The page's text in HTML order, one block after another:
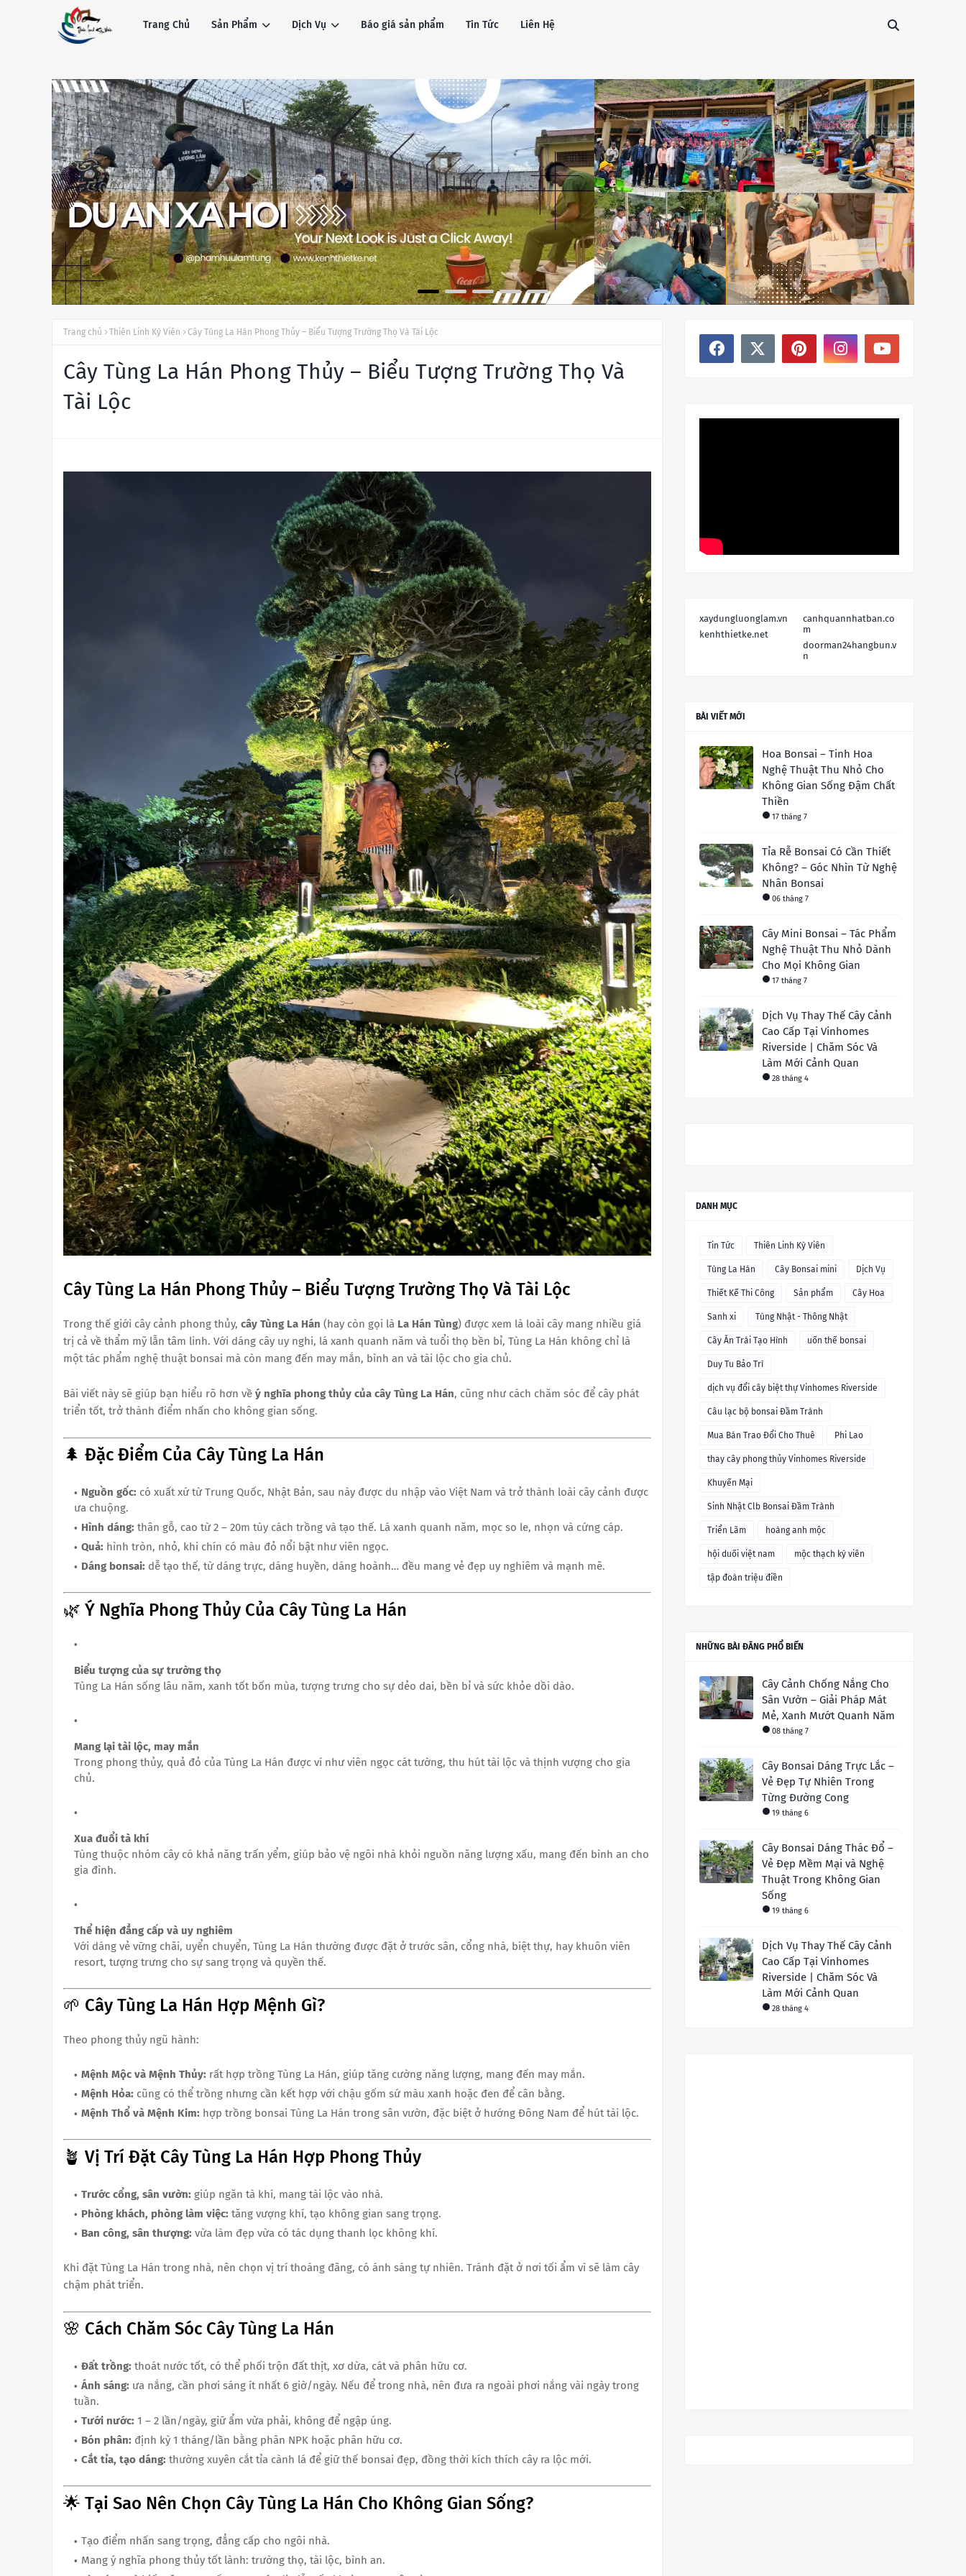
Trang Chủ Sản Phẩm Dịch Vụ Báo giá sản phẩm Tin Tức Liên Hệ
Trang chủ Thiên Linh Kỳ Viên Cây Tùng La Hán Phong Thủy – Biểu Tượng Trường Thọ Và Tài Lộc
Cây Tùng La Hán Phong Thủy – Biểu Tượng Trường Thọ Và
Tài Lộc
Cây Tùng La Hán Phong Thủy – Biểu Tượng Trường Thọ Và Tài Lộc
Trong thế giới cây cảnh phong thủy, cây Tùng La Hán (hay còn gọi là La Hán Tùng) được xem là loài cây mang nhiều giá
trị cả về thẩm mỹ lẫn tâm linh. Với dáng cây uy nghi, lá xanh quanh năm và tuổi thọ bền bỉ, Tùng La Hán không chỉ là
một tác phẩm nghệ thuật bonsai mà còn mang đến may mắn, bình an và tài lộc cho gia chủ.
Bài viết này sẽ giúp bạn hiểu rõ hơn về ý nghĩa phong thủy của cây Tùng La Hán, cũng như cách chăm sóc để cây phát
triển tốt, trở thành điểm nhấn cho không gian sống.
🌲 Đặc Điểm Của Cây Tùng La Hán
Nguồn gốc: có xuất xứ từ Trung Quốc, Nhật Bản, sau này được du nhập vào Việt Nam và trở thành loài cây cảnh được
ưa chuộng.
Hình dáng: thân gỗ, cao từ 2 – 20m tùy cách trồng và tạo thế. Lá xanh quanh năm, mọc so le, nhọn và cứng cáp.
Quả: hình tròn, nhỏ, khi chín có màu đỏ nổi bật như viên ngọc.
Dáng bonsai: dễ tạo thế, từ dáng trực, dáng huyền, dáng hoành… đều mang vẻ đẹp uy nghiêm và mạnh mẽ.
🌿 Ý Nghĩa Phong Thủy Của Cây Tùng La Hán
Biểu tượng của sự trường thọ
Tùng La Hán sống lâu năm, xanh tốt bốn mùa, tượng trưng cho sự dẻo dai, bền bỉ và sức khỏe dồi dào.
Mang lại tài lộc, may mắn
Trong phong thủy, quả đỏ của Tùng La Hán được ví như viên ngọc cát tường, thu hút tài lộc và thịnh vượng cho gia
chủ.
Xua đuổi tà khí
Tùng thuộc nhóm cây có khả năng trấn yểm, giúp bảo vệ ngôi nhà khỏi nguồn năng lượng xấu, mang đến bình an cho
gia đình.
Thể hiện đẳng cấp và uy nghiêm
Với dáng vẻ vững chãi, uyển chuyển, Tùng La Hán thường được đặt ở trước sân, cổng nhà, biệt thự, hay khuôn viên
resort, tượng trưng cho sự sang trọng và quyền thế.
🌱 Cây Tùng La Hán Hợp Mệnh Gì?
Theo phong thủy ngũ hành:
Mệnh Mộc và Mệnh Thủy: rất hợp trồng Tùng La Hán, giúp tăng cường năng lượng, mang đến may mắn.
Mệnh Hỏa: cũng có thể trồng nhưng cần kết hợp với chậu gốm sứ màu xanh hoặc đen để cân bằng.
Mệnh Thổ và Mệnh Kim: hợp trồng bonsai Tùng La Hán trong sân vườn, đặc biệt ở hướng Đông Nam để hút tài lộc.
🪴 Vị Trí Đặt Cây Tùng La Hán Hợp Phong Thủy
Trước cổng, sân vườn: giúp ngăn tà khí, mang tài lộc vào nhà.
Phòng khách, phòng làm việc: tăng vượng khí, tạo không gian sang trọng.
Ban công, sân thượng: vừa làm đẹp vừa có tác dụng thanh lọc không khí.
Khi đặt Tùng La Hán trong nhà, nên chọn vị trí thoáng đãng, có ánh sáng tự nhiên. Tránh đặt ở nơi tối ẩm vì sẽ làm cây
chậm phát triển.
🌸 Cách Chăm Sóc Cây Tùng La Hán
Đất trồng: thoát nước tốt, có thể phối trộn đất thịt, xơ dừa, cát và phân hữu cơ.
Ánh sáng: ưa nắng, cần phơi sáng ít nhất 6 giờ/ngày. Nếu để trong nhà, nên đưa ra ngoài phơi nắng vài ngày trong
tuần.
Tưới nước: 1 – 2 lần/ngày, giữ ẩm vừa phải, không để ngập úng.
Bón phân: định kỳ 1 tháng/lần bằng phân NPK hoặc phân hữu cơ.
Cắt tỉa, tạo dáng: thường xuyên cắt tỉa cành lá để giữ thế bonsai đẹp, đồng thời kích thích cây ra lộc mới.
🌟 Tại Sao Nên Chọn Cây Tùng La Hán Cho Không Gian Sống?
Tạo điểm nhấn sang trọng, đẳng cấp cho ngôi nhà.
Mang ý nghĩa phong thủy tốt lành: trường thọ, tài lộc, bình an.
xaydungluonglam.vn
canhquannhatban.co
m
kenhthietke.net
doorman24hangbun.v
n
BÀI VIẾT MỚI
Hoa Bonsai – Tinh Hoa
Nghệ Thuật Thu Nhỏ Cho
Không Gian Sống Đậm Chất
Thiền
17 tháng 7
Tỉa Rễ Bonsai Có Cần Thiết
Không? – Góc Nhìn Từ Nghệ
Nhân Bonsai
06 tháng 7
Cây Mini Bonsai – Tác Phẩm
Nghệ Thuật Thu Nhỏ Dành
Cho Mọi Không Gian
17 tháng 7
Dịch Vụ Thay Thế Cây Cảnh
Cao Cấp Tại Vinhomes
Riverside | Chăm Sóc Và
Làm Mới Cảnh Quan
28 tháng 4
DANH MỤC
Tin Tức Thiên Linh Kỳ Viên
Tùng La Hán Cây Bonsai mini Dịch Vụ
Thiết Kế Thi Công Sản phẩm Cây Hoa
Sanh xi Tùng Nhật - Thông Nhật
Cây Ăn Trái Tạo Hình uốn thế bonsai
Duy Tu Bảo Trì
dịch vụ đổi cây biệt thự Vinhomes Riverside
Câu lạc bộ bonsai Đầm Trành
Mua Bán Trao Đổi Cho Thuê Phi Lao
thay cây phong thủy Vinhomes Riverside
Khuyến Mại
Sinh Nhật Clb Bonsai Đầm Trành
Triển Lãm hoàng anh mộc
hội duối việt nam mộc thạch kỳ viên
tập đoàn triệu điền
NHỮNG BÀI ĐĂNG PHỔ BIẾN
Cây Cảnh Chống Nắng Cho
Sân Vườn – Giải Pháp Mát
Mẻ, Xanh Mướt Quanh Năm
08 tháng 7
Cây Bonsai Dáng Trực Lắc –
Vẻ Đẹp Tự Nhiên Trong
Từng Đường Cong
19 tháng 6
Cây Bonsai Dáng Thác Đổ –
Vẻ Đẹp Mềm Mại và Nghệ
Thuật Trong Không Gian
Sống
19 tháng 6
Dịch Vụ Thay Thế Cây Cảnh
Cao Cấp Tại Vinhomes
Riverside | Chăm Sóc Và
Làm Mới Cảnh Quan
28 tháng 4